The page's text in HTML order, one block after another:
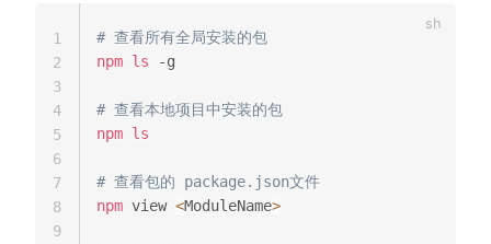
# 查看所有全局安装的包
npm ls -g
# 查看本地项目中安装的包
npm ls
# 查看包的 package.json文件
npm view <ModuleName>
1
2
3
4
5
6
7
8
9